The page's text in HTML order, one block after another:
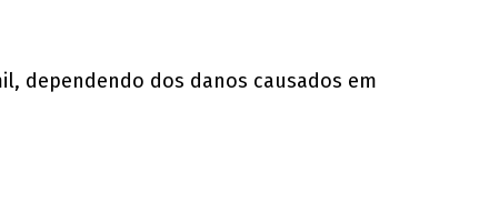
dependendo dos danos causados em